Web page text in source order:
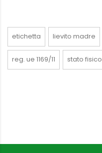
etichetta lievito madre
reg. ue 1169/11 stato fisico